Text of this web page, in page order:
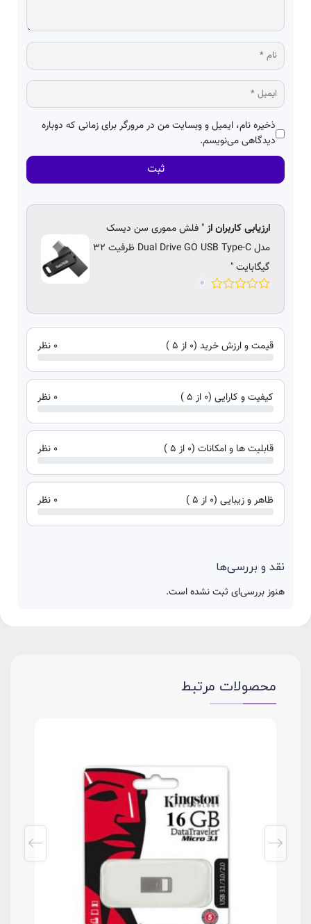
ذخیره نام، ایمیل و وبسایت من در مرورگر برای زمانی که دوباره
دیدگاهی می‌نویسم.
ثبت
ارزیابی کاربران از" فلش مموری سن دیسک
مدل Dual Drive GO USB Type-C ظرفیت 32
گیگابایت "
0
قیمت و ارزش خرید (0 از 5 ) 0 نظر
کیفیت و کارایی (0 از 5 ) 0 نظر
قابلیت ها و امکانات (0 از 5 ) 0 نظر
ظاهر و زیبایی (0 از 5 ) 0 نظر
نقد و بررسی‌ها
هنوز بررسی‌ای ثبت نشده است.
محصولات مرتبط